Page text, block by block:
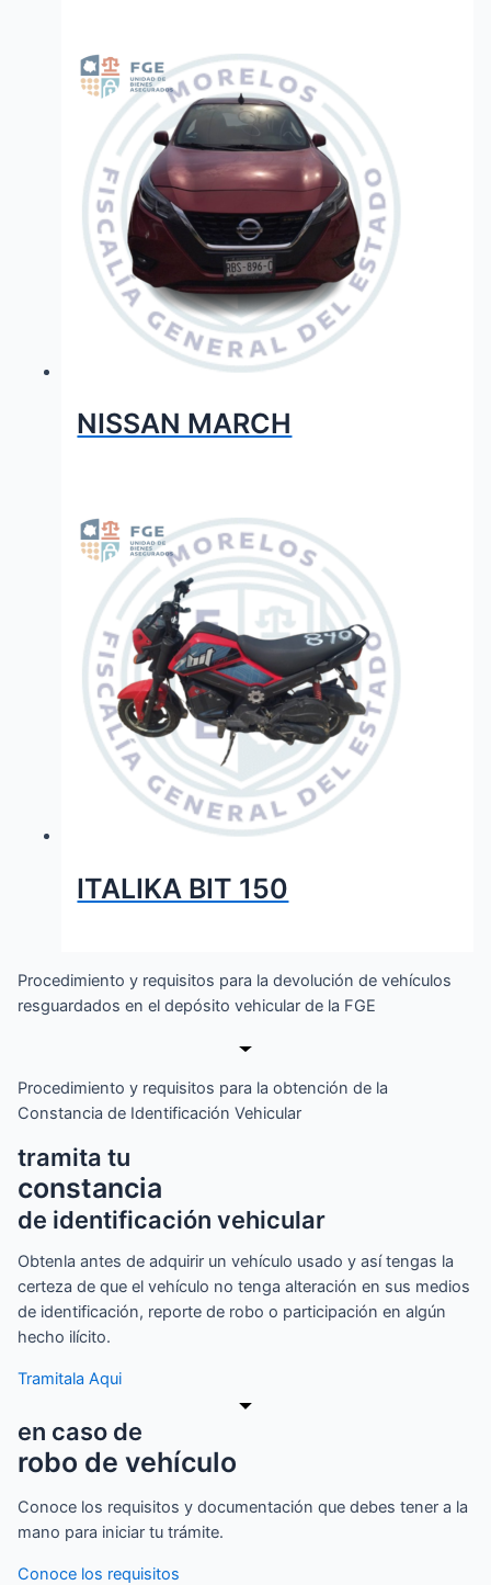
NISSAN MARCH
ITALIKA BIT 150
Procedimiento y requisitos para la devolución de vehículos
resguardados en el depósito vehicular de la FGE
Procedimiento y requisitos para la obtención de la
Constancia de Identificación Vehicular
tramita tu
constancia
de identificación vehicular
Obtenla antes de adquirir un vehículo usado y así tengas la
certeza de que el vehículo no tenga alteración en sus medios
de identificación, reporte de robo o participación en algún
hecho ilícito.
Tramitala Aqui
en caso de
robo de vehículo
Conoce los requisitos y documentación que debes tener a la
mano para iniciar tu trámite.
Conoce los requisitos